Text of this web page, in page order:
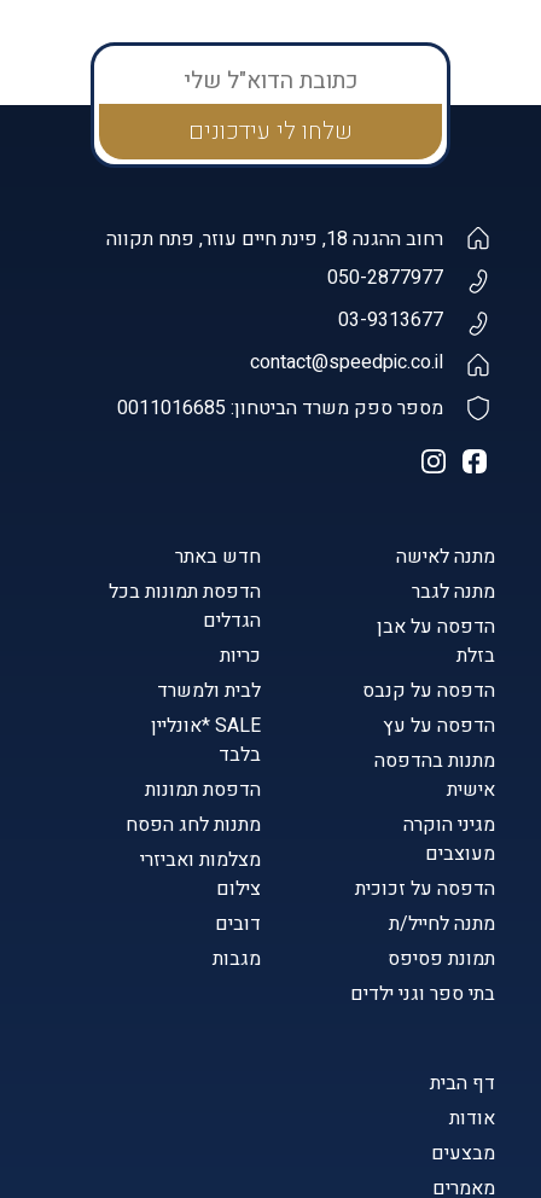
דף הבית
אודות
מבצעים
מאמרים
מתנה לאישה
מתנה לגבר
הדפסה על אבן
בזלת
הדפסה על קנבס
הדפסה על עץ
מתנות בהדפסה
אישית
מגיני הוקרה
מעוצבים
הדפסה על זכוכית
מתנה לחייל/ת
תמונת פסיפס
בתי ספר וגני ילדים
חדש באתר
הדפסת תמונות בכל
הגדלים
כריות
לבית ולמשרד
SALE *אונליין
בלבד
הדפסת תמונות
מתנות לחג הפסח
מצלמות ואביזרי
צילום
דובים
מגבות
רחוב ההגנה 18, פינת חיים עוזר, פתח תקווה
050-2877977
03-9313677
contact@speedpic.co.il
מספר ספק משרד הביטחון: 0011016685